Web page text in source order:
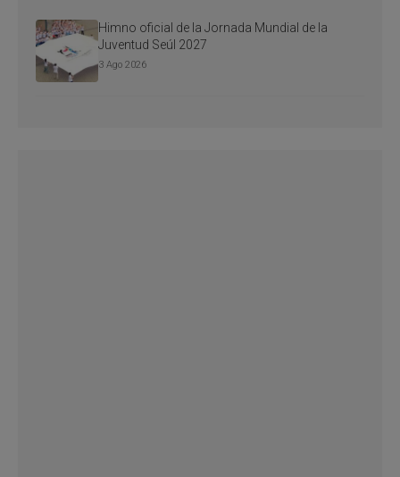
Himno oficial de la Jornada Mundial de la
Juventud Seúl 2027
3 Ago 2026